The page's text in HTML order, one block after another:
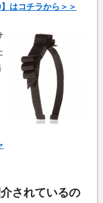
はコチラから＞＞
されているの